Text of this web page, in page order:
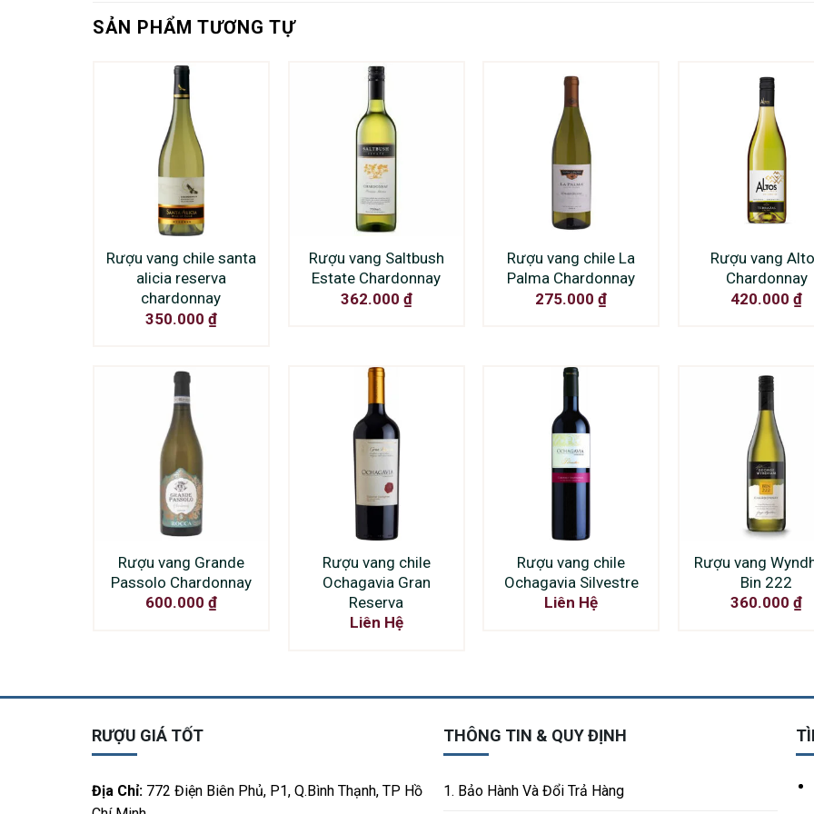
SẢN PHẨM TƯƠNG TỰ
Rượu vang chile santa
alicia reserva
chardonnay
350.000 ₫
Rượu vang Saltbush
Estate Chardonnay
362.000 ₫
Rượu vang chile La
Palma Chardonnay
275.000₫
Rượu vang
Chardonnay
420.000₫
Rượu vang Grande
Passolo Chardonnay
600.000 ₫
Rượu vang chile
Ochagavia Gran
Reserva
Liên Hệ
Rượu vang chile
Ochagavia Silvestre
Liên Hệ
Rượu vang
Bin 222
360.000₫
RƯỢU GIÁ TỐT
Địa Chỉ:772 Điện Biên Phủ, P1, Q.Bình Thạnh, TP Hồ
THÔNG TIN & QUY ĐỊNH
1. Bảo Hành Và Đổi Trả Hàng